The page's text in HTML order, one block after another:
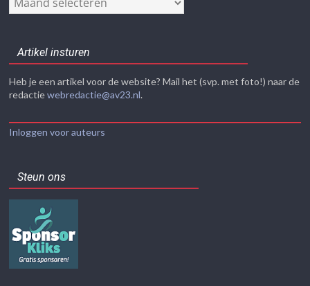
Artikel insturen
Heb je een artikel voor de website? Mail het (svp. met foto!) naar de
redactiewebredactie@av23.nl.
Inloggen voor auteurs
Steun ons